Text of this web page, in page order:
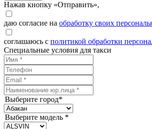
Нажав кнопку «Отправить»,
даю согласие на обработку своих
соглашаюсь с политикой обработки
Специальные условия для такси
Выберите город*
Выберите модель *